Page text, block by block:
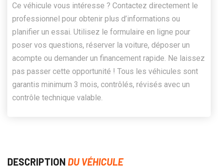
Ce véhicule vous intéresse ? Contactez directement le
professionnel pour obtenir plus d’informations ou
planifier un essai. Utilisez le formulaire en ligne pour
poser vos questions, réserver la voiture, déposer un
acompte ou demander un financement rapide. Ne laissez
pas passer cette opportunité ! Tous les véhicules sont
garantis minimum 3 mois, contrôlés, révisés avec un
contrôle technique valable.
DESCRIPTION DU VÉHICULE